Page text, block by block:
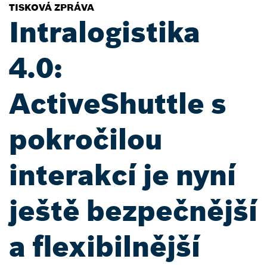
TISKOVÁ ZPRÁVA
Intralogistika
4.0:
ActiveShuttle s
pokročilou
interakcí je nyní
ještě bezpečnější
a flexibilnější